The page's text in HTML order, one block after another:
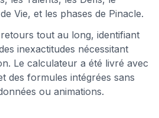
Vie, et les phases de Pinacle.
tout au long, identifiant
inexactitudes nécessitant
Le calculateur a été livré avec
des formules intégrées sans
ou animations.